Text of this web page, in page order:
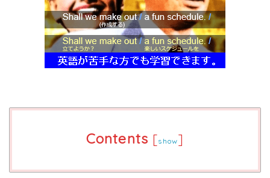
Contents [show]